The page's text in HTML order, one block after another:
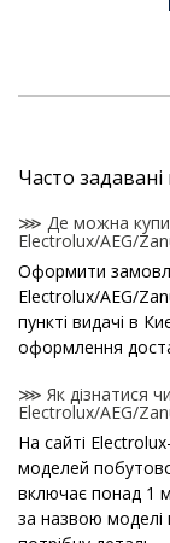
Часто
⋙ Де можна
Electrolux/AEG/
Оформити
Electrolux/AEG/
пункті видачі в
оформлення
⋙ Як дізнатися
Electrolux/AEG/
На сайті
моделей
включає понад 1
за назвою